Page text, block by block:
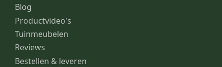
Blog
Productvideo's
Tuinmeubelen
Reviews
Bestellen & leveren